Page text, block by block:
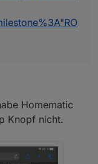
Homematic
Knopf nicht.